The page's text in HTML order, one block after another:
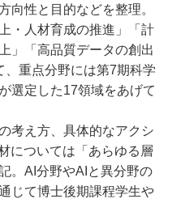
向性と目的などを整理。
・人材育成の推進」「計
」「高品質データの創出
、重点分野には第7期科学
選定した17領域をあげて
考え方、具体的なアクシ
については「あらゆる層
。AI分野やAIと異分野の
じて博士後期課程学生や